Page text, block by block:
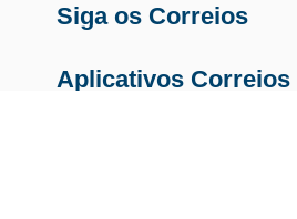
Siga os Correios
Aplicativos Correios